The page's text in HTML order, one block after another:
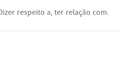
respeito a, ter relação com.